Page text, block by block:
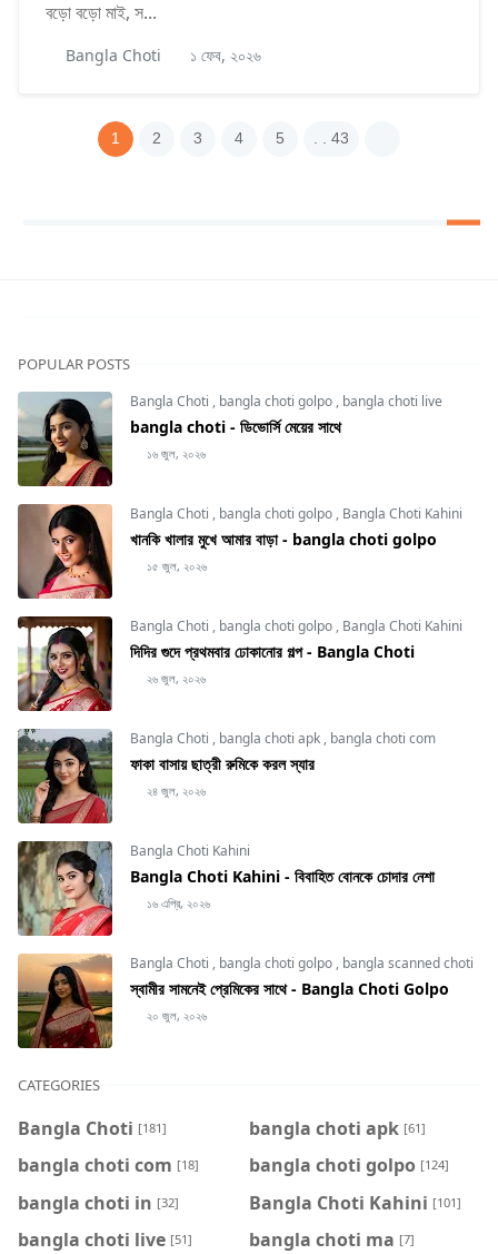
বড়ো বড়ো মাই, স...
Bangla Choti ১ ফেব, ২০২৬
1 2 3 4 5 . . 43
POPULAR POSTS
Bangla Choti , bangla choti golpo , bangla choti live
bangla choti - ডিভোর্সি মেয়ের সাথে
১৬ জুল, ২০২৬
Bangla Choti , bangla choti golpo , Bangla Choti Kahini
খানকি খালার মুখে আমার বাড়া - bangla choti golpo
১৫ জুল, ২০২৬
Bangla Choti , bangla choti golpo , Bangla Choti Kahini
দিদির গুদে প্রথমবার ঢোকানোর গল্প - Bangla Choti
২৬ জুল, ২০২৬
Bangla Choti , bangla choti apk , bangla choti com
ফাকা বাসায় ছাত্রী রুমিকে করল স্যার
২৪ জুল, ২০২৬
Bangla Choti Kahini
Bangla Choti Kahini - বিবাহিত বোনকে চোদার নেশা
১৬ এপ্রি, ২০২৬
Bangla Choti , bangla choti golpo , bangla scanned choti
স্বামীর সামনেই প্রেমিকের সাথে - Bangla Choti Golpo
২০ জুল, ২০২৬
CATEGORIES
Bangla Choti [181] bangla choti apk [61]
bangla choti com [18] bangla choti golpo [124]
bangla choti in [32] Bangla Choti Kahini [101]
bangla choti live [51] bangla choti ma [7]